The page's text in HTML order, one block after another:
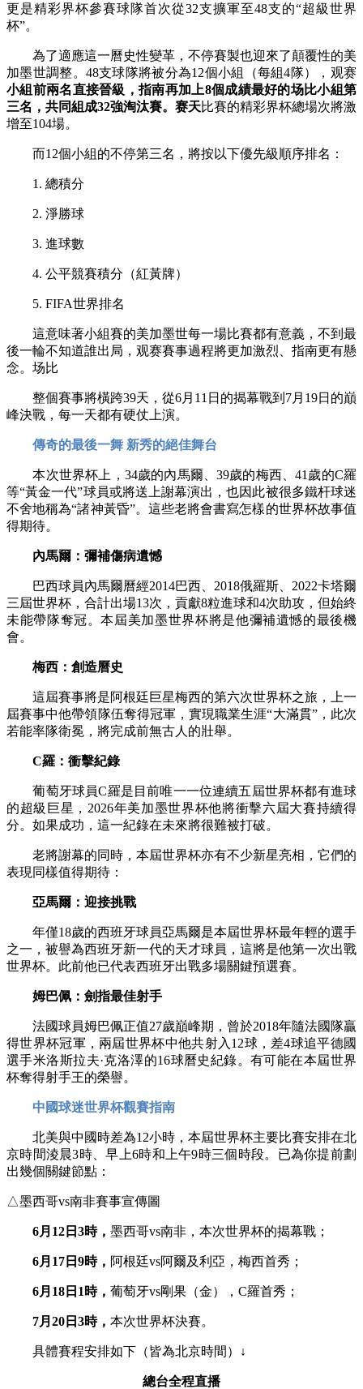
更是精彩界杯參賽球隊首次從32支擴軍至48支的“超級世界
杯”。
為了適應這一曆史性變革，不停賽製也迎來了顛覆性的美
加墨世調整。48支球隊將被分為12個小組（每組4隊），观赛
小組前兩名直接晉級，指南再加上8個成績最好的场比小組第
三名，共同組成32強淘汰賽。赛天比賽的精彩界杯總場次將激
增至104場。
而12個小組的不停第三名，將按以下優先級順序排名：
1. 總積分
2. 淨勝球
3. 進球數
4. 公平競賽積分（紅黃牌）
5. FIFA世界排名
這意味著小組賽的美加墨世每一場比賽都有意義，不到最
後一輪不知道誰出局，观赛賽事過程將更加激烈、指南更有懸
念。场比
整個賽事將橫跨39天，從6月11日的揭幕戰到7月19日的巔
峰決戰，每一天都有硬仗上演。
傳奇的最後一舞 新秀的絕佳舞台
本次世界杯上，34歲的內馬爾、39歲的梅西、41歲的C羅
等“黃金一代”球員或將送上謝幕演出，也因此被很多鐵杆球迷
不舍地稱為“諸神黃昏”。這些老將會書寫怎樣的世界杯故事值
得期待。
內馬爾：彌補傷病遺憾
巴西球員內馬爾曆經2014巴西、2018俄羅斯、2022卡塔爾
三屆世界杯，合計出場13次，貢獻8粒進球和4次助攻，但始終
未能帶隊奪冠。本屆美加墨世界杯將是他彌補遺憾的最後機
會。
梅西：創造曆史
這屆賽事將是阿根廷巨星梅西的第六次世界杯之旅，上一
屆賽事中他帶領隊伍奪得冠軍，實現職業生涯“大滿貫”，此次
若能率隊衛冕，將完成前無古人的壯舉。
C羅：衝擊紀錄
葡萄牙球員C羅是目前唯一一位連續五屆世界杯都有進球
的超級巨星，2026年美加墨世界杯他將衝擊六屆大賽持續得
分。如果成功，這一紀錄在未來將很難被打破。
老將謝幕的同時，本屆世界杯亦有不少新星亮相，它們的
表現同樣值得期待：
亞馬爾：迎接挑戰
年僅18歲的西班牙球員亞馬爾是本屆世界杯最年輕的選手
之一，被譽為西班牙新一代的天才球員，這將是他第一次出戰
世界杯。此前他已代表西班牙出戰多場關鍵預選賽。
姆巴佩：劍指最佳射手
法國球員姆巴佩正值27歲巔峰期，曾於2018年隨法國隊贏
得世界杯冠軍，兩屆世界杯中他共射入12球，差4球追平德國
選手米洛斯拉夫·克洛澤的16球曆史紀錄。有可能在本屆世界
杯奪得射手王的榮譽。
中國球迷世界杯觀賽指南
北美與中國時差為12小時，本屆世界杯主要比賽安排在北
京時間淩晨3時、早上6時和上午9時三個時段。已為你提前劃
出幾個關鍵節點：
△墨西哥vs南非賽事宣傳圖
6月12日3時， 墨西哥vs南非，本次世界杯的揭幕戰；
6月17日9時， 阿根廷vs阿爾及利亞，梅西首秀；
6月18日1時， 葡萄牙vs剛果（金），C羅首秀；
7月20日3時， 本次世界杯決賽。
具體賽程安排如下（皆為北京時間）↓
總台全程直播